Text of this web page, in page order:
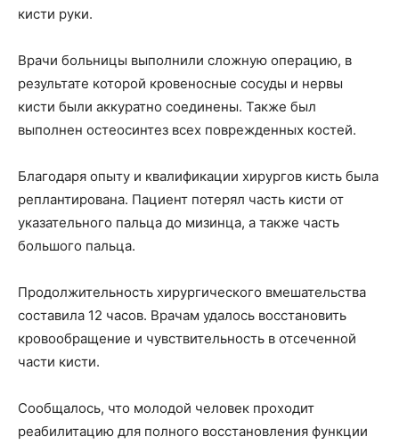
кисти руки.
Врачи больницы выполнили сложную операцию, в
результате которой кровеносные сосуды и нервы
кисти были аккуратно соединены. Также был
выполнен остеосинтез всех поврежденных костей.
Благодаря опыту и квалификации хирургов кисть была
реплантирована. Пациент потерял часть кисти от
указательного пальца до мизинца, а также часть
большого пальца.
Продолжительность хирургического вмешательства
составила 12 часов. Врачам удалось восстановить
кровообращение и чувствительность в отсеченной
части кисти.
Сообщалось, что молодой человек проходит
реабилитацию для полного восстановления функции